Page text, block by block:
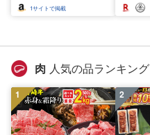
1サイトで掲載
肉 人気の品ランキング
1 2